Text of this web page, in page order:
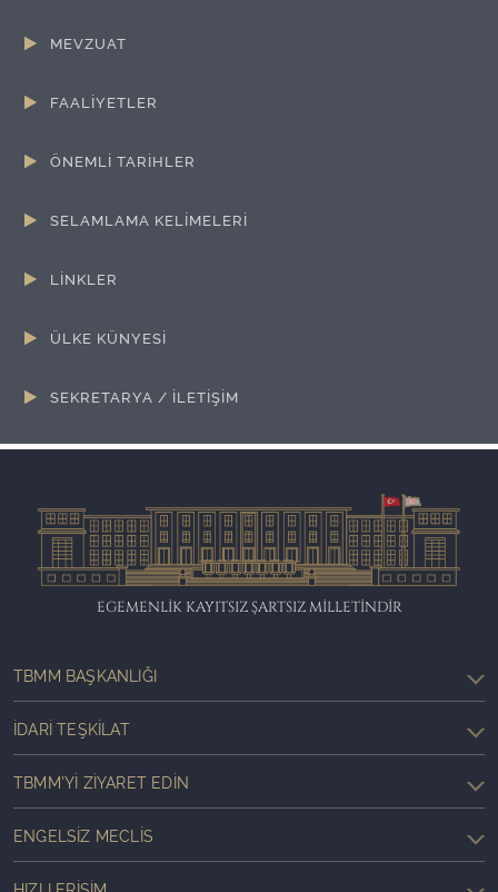
MEVZUAT
FAALİYETLER
ÖNEMLİ TARİHLER
SELAMLAMA KELİMELERİ
LİNKLER
ÜLKE KÜNYESİ
SEKRETARYA / İLETİŞİM
EGEMENLİK KAYITSIZ ŞARTSIZ MİLLETİNDİR
TBMM BAŞKANLIĞI
İDARI TEŞKILAT
TBMM'YI ZIYARET EDIN
ENGELSIZ MECLIS